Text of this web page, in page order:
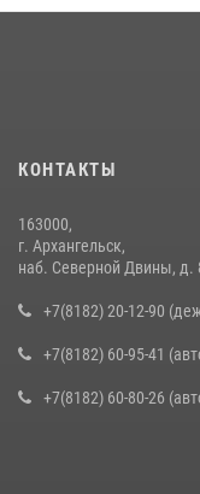
КОНТАКТЫ
163000,
г. Архангельск,
наб. Северной Двины, д.
+7(8182) 20-12-90
+7(8182) 60-95-41
+7(8182) 60-80-26